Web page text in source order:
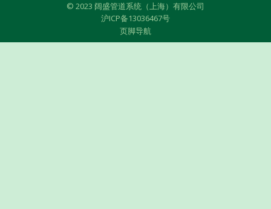
© 2023 阔盛管道系统（上海）有限公司
沪ICP备13036467号
页脚导航